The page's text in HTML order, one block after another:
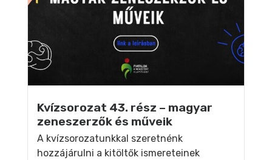
Kvízsorozat 43. rész – magyar
zeneszerzők és műveik
A kvízsorozatunkkal szeretnénk
hozzájárulni a kitöltők ismereteinek